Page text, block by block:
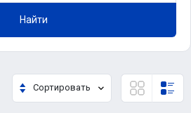
Найти
Сортировать